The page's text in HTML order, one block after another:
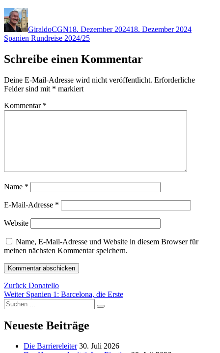
Autor
GiraldoCGN18. Dezember 202418. Dezember 2024
Spanien Rundreise 2024/25
Schreibe einen Kommentar
Deine E-Mail-Adresse wird nicht veröffentlicht. Erforderliche
Felder sind mit * markiert
Kommentar *
Name *
E-Mail-Adresse *
Website
Name, E-Mail-Adresse und Website in diesem Browser für
meinen nächsten Kommentar speichern.
Beitragsnavigation
Zurück Vorheriger
Beitrag:
Donatello
Weiter Nächster
Beitrag:
Spanien 1: Barcelona, die Erste
Suchen
nach:
Suchen
Neueste Beiträge
Die Barriereleiter 30. Juli 2026